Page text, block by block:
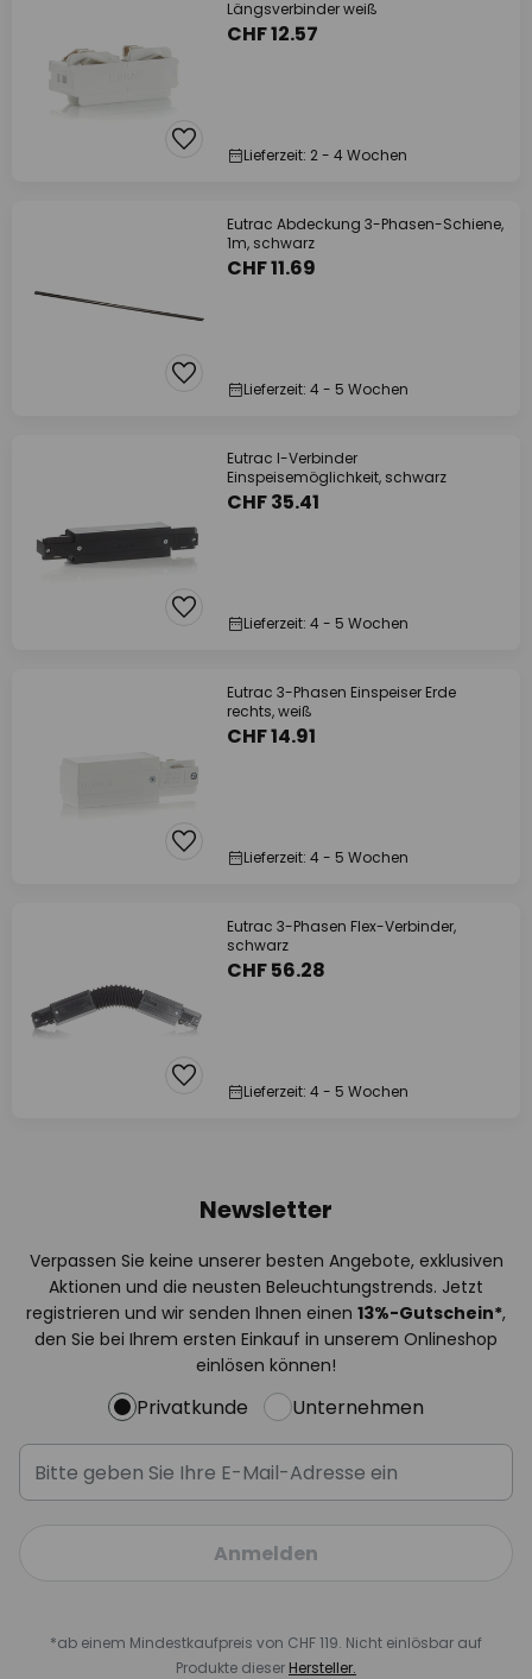
Längsverbinder weiß
CHF 12.57
Lieferzeit: 2 - 4 Wochen
Eutrac Abdeckung 3-Phasen-Schiene,
1m, schwarz
CHF 11.69
Lieferzeit: 4 - 5 Wochen
Eutrac I-Verbinder
Einspeisemöglichkeit, schwarz
CHF 35.41
Lieferzeit: 4 - 5 Wochen
Eutrac 3-Phasen Einspeiser Erde
rechts, weiß
CHF 14.91
Lieferzeit: 4 - 5 Wochen
Eutrac 3-Phasen Flex-Verbinder,
schwarz
CHF 56.28
Lieferzeit: 4 - 5 Wochen
Newsletter
Verpassen Sie keine unserer besten Angebote, exklusiven
Aktionen und die neusten Beleuchtungstrends. Jetzt
registrieren und wir senden Ihnen einen 13%-Gutschein*,
den Sie bei Ihrem ersten Einkauf in unserem Onlineshop
einlösen können!
Privatkunde Unternehmen
Anmelden
*ab einem Mindestkaufpreis von CHF 119. Nicht einlösbar auf
Produkte dieser Hersteller.